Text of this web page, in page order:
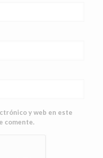
y web en este
comente.